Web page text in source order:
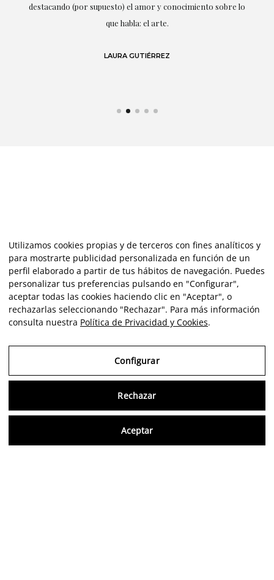
destacando (por supuesto) el amor y conocimiento sobre lo
que habla: el arte.
LAURA GUTIÉRREZ
Utilizamos cookies propias y de terceros con fines analíticos y
para mostrarte publicidad personalizada en función de un
perfil elaborado a partir de tus hábitos de navegación. Puedes
personalizar tus preferencias pulsando en "Configurar",
aceptar todas las cookies haciendo clic en "Aceptar", o
rechazarlas seleccionando "Rechazar". Para más información
consulta nuestra Política de Privacidad y Cookies.
Configurar
Rechazar
Aceptar